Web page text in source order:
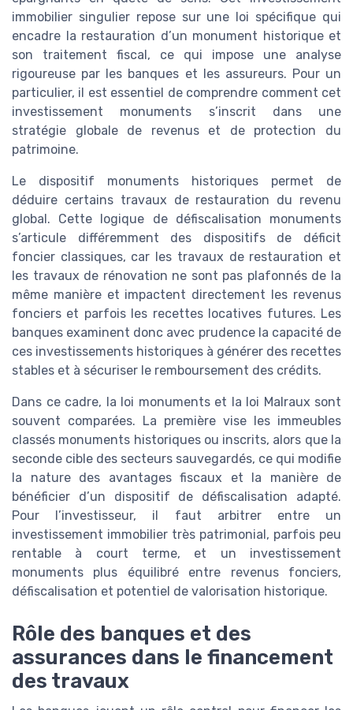
immobilier singulier repose sur une loi spécifique qui
encadre la restauration d’un monument historique et
son traitement fiscal, ce qui impose une analyse
rigoureuse par les banques et les assureurs. Pour un
particulier, il est essentiel de comprendre comment cet
investissement monuments s’inscrit dans une
stratégie globale de revenus et de protection du
patrimoine.
Le dispositif monuments historiques permet de
déduire certains travaux de restauration du revenu
global. Cette logique de défiscalisation monuments
s’articule différemment des dispositifs de déficit
foncier classiques, car les travaux de restauration et
les travaux de rénovation ne sont pas plafonnés de la
même manière et impactent directement les revenus
fonciers et parfois les recettes locatives futures. Les
banques examinent donc avec prudence la capacité de
ces investissements historiques à générer des recettes
stables et à sécuriser le remboursement des crédits.
Dans ce cadre, la loi monuments et la loi Malraux sont
souvent comparées. La première vise les immeubles
classés monuments historiques ou inscrits, alors que la
seconde cible des secteurs sauvegardés, ce qui modifie
la nature des avantages fiscaux et la manière de
bénéficier d’un dispositif de défiscalisation adapté.
Pour l’investisseur, il faut arbitrer entre un
investissement immobilier très patrimonial, parfois peu
rentable à court terme, et un investissement
monuments plus équilibré entre revenus fonciers,
défiscalisation et potentiel de valorisation historique.
Rôle des banques et des
assurances dans le financement
des travaux